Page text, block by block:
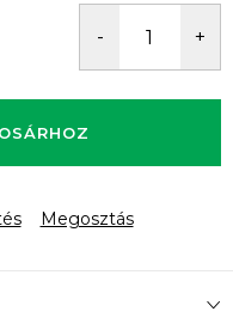
Megosztás